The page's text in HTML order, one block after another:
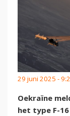
29 juni 2025 -
Oekraïne
het type F-